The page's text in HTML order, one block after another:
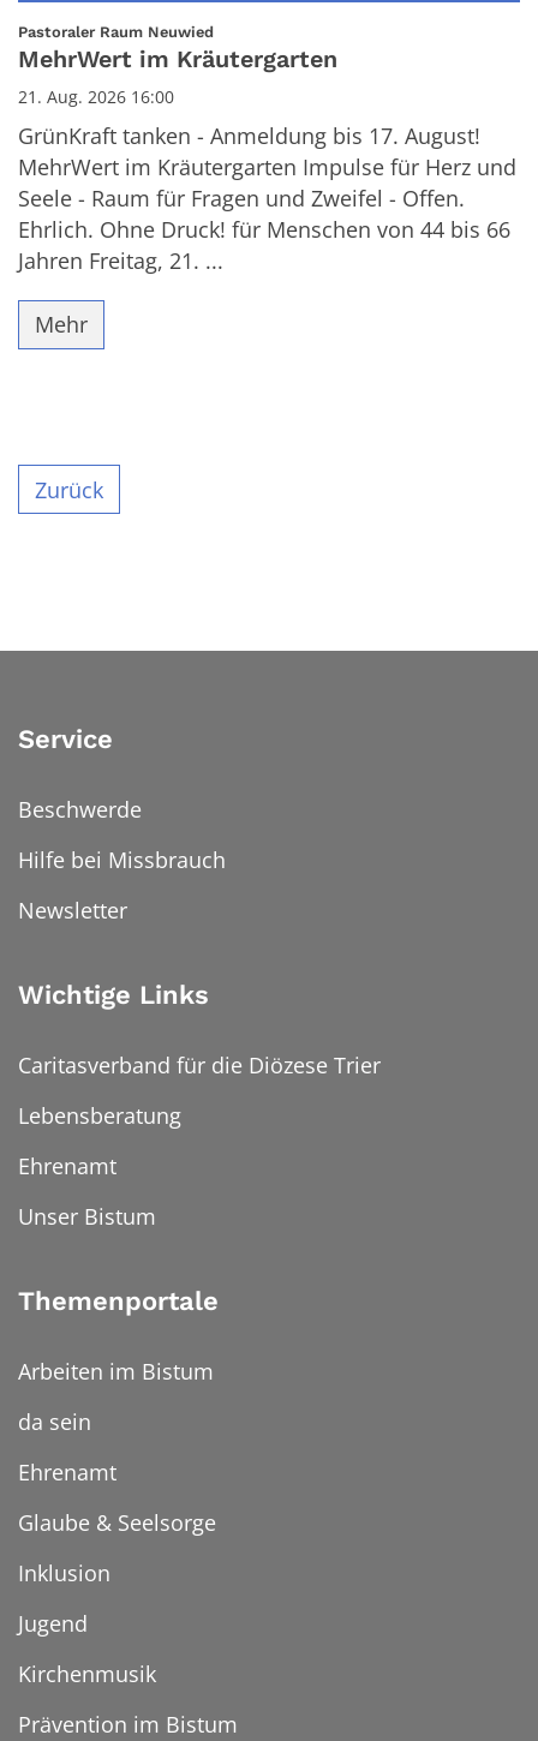
Datum: 21. August 2026
Pastoraler Raum Neuwied:
MehrWert im Kräutergarten
21. Aug. 2026 16:00
GrünKraft tanken - Anmeldung bis 17. August!
MehrWert im Kräutergarten Impulse für Herz und
Seele - Raum für Fragen und Zweifel - Offen.
Ehrlich. Ohne Druck! für Menschen von 44 bis 66
Jahren Freitag, 21. ...
Mehr
Zurück
Service
Beschwerde
Hilfe bei Missbrauch
Newsletter
Wichtige Links
Caritasverband für die Diözese Trier
Lebensberatung
Ehrenamt
Unser Bistum
Themenportale
Arbeiten im Bistum
da sein
Ehrenamt
Glaube & Seelsorge
Inklusion
Jugend
Kirchenmusik
Prävention im Bistum